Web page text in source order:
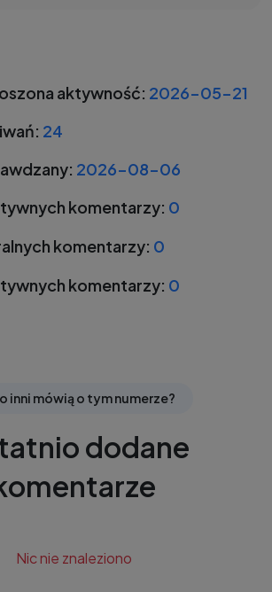
aktywność: 2026-05-21
24
2026-08-06
komentarzy: 0
komentarzy: 0
komentarzy: 0
inni mówią o tym numerze?
dodane
Nic nie znaleziono